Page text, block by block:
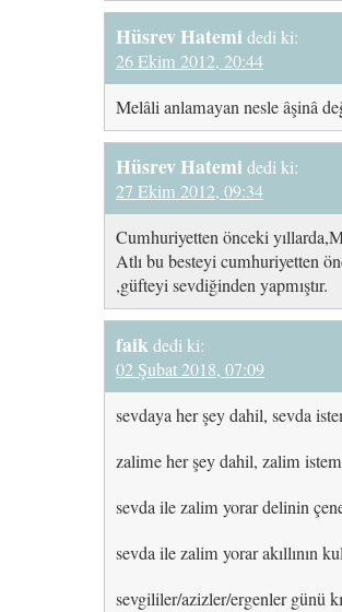
Hüsrev Hatemi dedi ki:
26 Ekim 2012, 20:44
Melâli anlamayan nesle âşinâ
Hüsrev Hatemi dedi ki:
27 Ekim 2012, 09:34
Cumhuriyetten önceki
Atlı bu besteyi cumhuriyetten
,güfteyi sevdiğinden yapmıştır.
faikdedi ki:
02 Şubat 2018, 07:09
sevdaya her şey dahil, sevda
zalime her şey dahil, zalim
sevda ile zalim yorar delinin
sevda ile zalim yorar akıllının
sevgililer/azizler/ergenler günü